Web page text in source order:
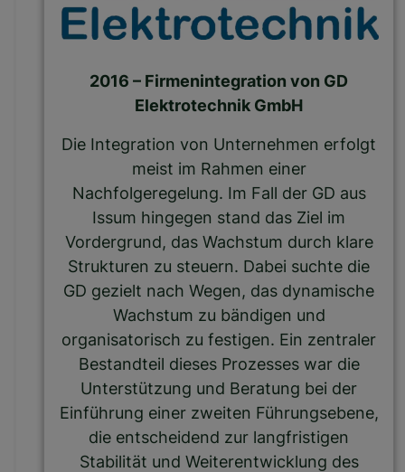
2016 – Firmenintegration von GD
Elektrotechnik GmbH
Die Integration von Unternehmen erfolgt
meist im Rahmen einer
Nachfolgeregelung. Im Fall der GD aus
Issum hingegen stand das Ziel im
Vordergrund, das Wachstum durch klare
Strukturen zu steuern. Dabei suchte die
GD gezielt nach Wegen, das dynamische
Wachstum zu bändigen und
organisatorisch zu festigen. Ein zentraler
Bestandteil dieses Prozesses war die
Unterstützung und Beratung bei der
Einführung einer zweiten Führungsebene,
die entscheidend zur langfristigen
Stabilität und Weiterentwicklung des